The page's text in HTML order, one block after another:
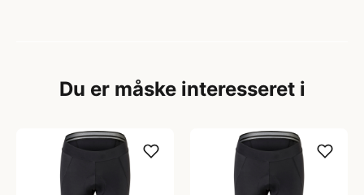
Du er måske interesseret i